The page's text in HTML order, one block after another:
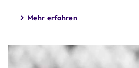
Mehr erfahren